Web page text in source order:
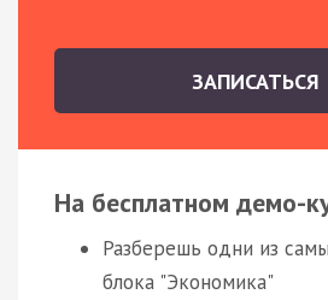
ЗАПИСАТЬСЯ
На бесплатном демо-
Разберешь одни из
блока "Экономика"